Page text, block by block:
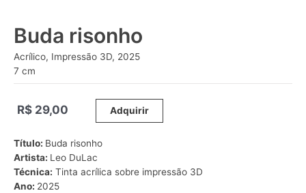
Buda risonho
Acrílico, Impressão 3D, 2025
7 cm
R$ 29,00 Adquirir
Título: Buda risonho
Artista: Leo DuLac
Técnica: Tinta acrílica sobre impressão 3D
Ano: 2025